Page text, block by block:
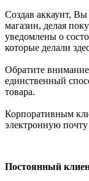
Создав аккаунт, Вы
магазин, делая
уведомлены о
которые делали
Обратите
единственный
товара.
Корпоративным
электронную
Постоянный